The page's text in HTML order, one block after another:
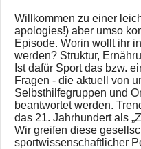
Willkommen zu einer
apologies!) aber umso
Episode. Worin wollt ihr
werden? Struktur,
Ist dafür Sport das bzw.
Fragen - die aktuell von
Selbsthilfegruppen und
beantwortet werden.
das 21. Jahrhundert als
Wir greifen diese
sportwissenschaftlicher